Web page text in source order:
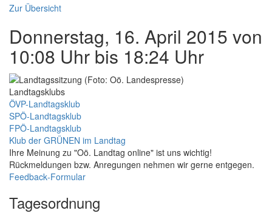
Zur Übersicht
Donnerstag, 16. April 2015 von
10:08 Uhr bis 18:24 Uhr
Landtagsklubs
ÖVP-Landtagsklub
SPÖ-Landtagsklub
FPÖ-Landtagsklub
Klub der GRÜNEN im Landtag
Ihre Meinung zu "Oö. Landtag online" ist uns wichtig!
Rückmeldungen bzw. Anregungen nehmen wir gerne entgegen.
Feedback-Formular
Tagesordnung